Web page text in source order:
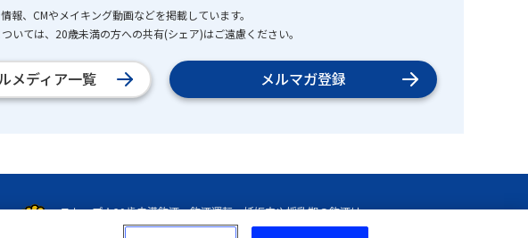
報、CMやメイキング動画などを掲載しています。
いては、20歳未満の方への共有(シェア)はご遠慮ください。
メディア一覧 メルマガ登録